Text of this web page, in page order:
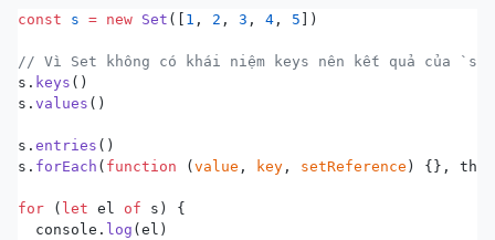
const s = new Set ([ 1 , 2 , 3 , 4 , 5 ])
// Vì Set không có khái niệm keys nên kết quả của
s. keys ()
s. values ()
s. entries ()
s. forEach ( function ( value , key , setReference ) {},
for ( let el of s) {
  console.
log (el)